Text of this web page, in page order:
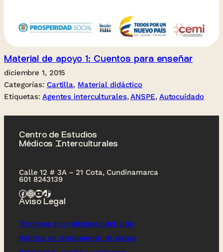
Material de apoyo 1: Cuentos para enseñar
diciembre 1, 2015
Categorías: Cartilla, Material didáctico
Etiquetas: Agentes interculturales, ANSPE, Autocuidado
Centro de Estudios
Médicos Interculturales
Calle 12 # 3A – 21 Cota, Cundinamarca
601 8243139
Facebook InstagramYouTube TikTok
Aviso Legal
Términos y condiciones del sitio
Política de tratamiento de datos